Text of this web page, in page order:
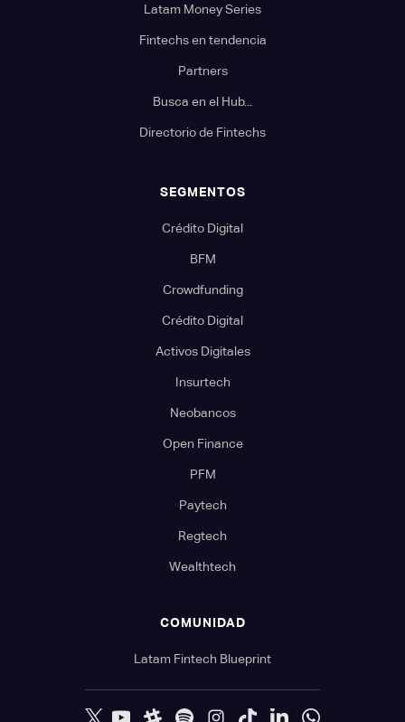
Latam Money Series
Fintechs en tendencia
Partners
Busca en el Hub...
Directorio de Fintechs
SEGMENTOS
Crédito Digital
BFM
Crowdfunding
Crédito Digital
Activos Digitales
Insurtech
Neobancos
Open Finance
PFM
Paytech
Regtech
Wealthtech
COMUNIDAD
Latam Fintech Blueprint